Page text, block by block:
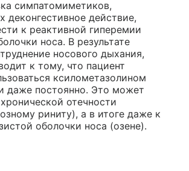
симпатомиметиков,
деконгестивное действие,
к реактивной гиперемии
носа. В результате
носового дыхания,
к тому, что пациент
ксилометазолином
даже постоянно. Это может
отечности
риниту), а в итоге даже к
оболочки носа (озене).